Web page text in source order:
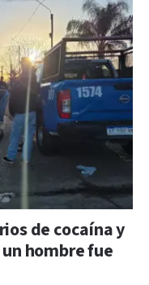
de cocaína y
hombre fue